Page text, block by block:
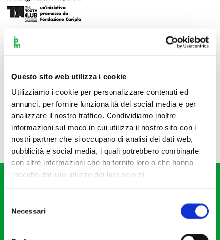
Questo sito web utilizza i cookie
Utilizziamo i cookie per personalizzare contenuti ed
annunci, per fornire funzionalità dei social media e per
analizzare il nostro traffico. Condividiamo inoltre
informazioni sul modo in cui utilizza il nostro sito con i
nostri partner che si occupano di analisi dei dati web,
pubblicità e social media, i quali potrebbero combinarle
con altre informazioni che ha fornito loro o che hanno
raccolto dal suo utilizzo dei loro servizi.
delNecessari